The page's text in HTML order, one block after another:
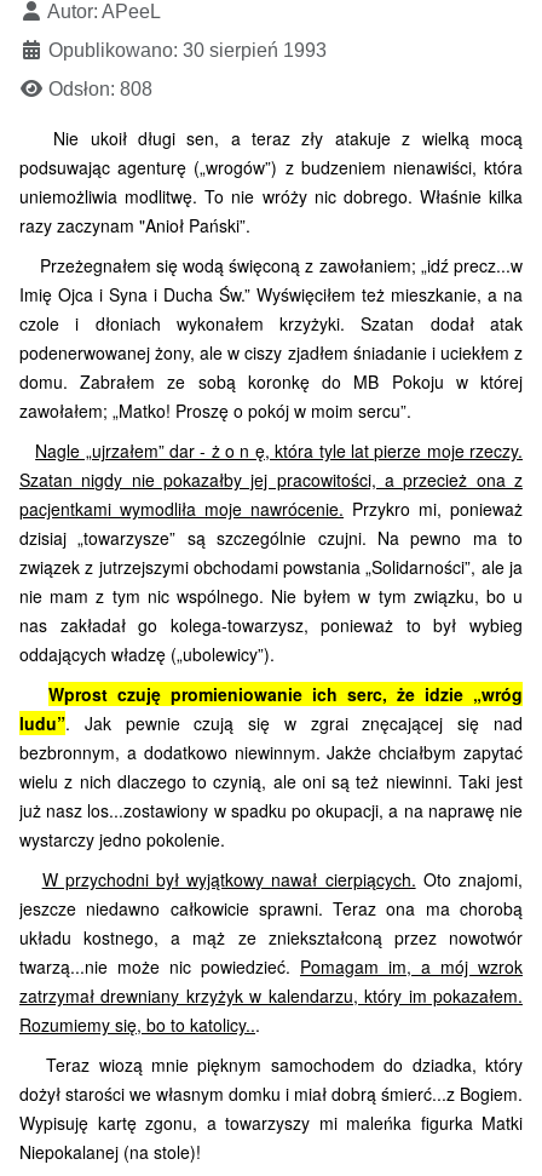
Autor: APeeL
Opublikowano: 30 sierpień 1993
Odsłon: 808
Nie ukoił długi sen, a teraz zły atakuje z wielką mocą
podsuwając agenturę („wrogów”) z budzeniem nienawiści, która
uniemożliwia modlitwę. To nie wróży nic dobrego. Właśnie kilka
razy zaczynam "Anioł Pański”.
Przeżegnałem się wodą święconą z zawołaniem; „idź precz...w
Imię Ojca i Syna i Ducha Św.” Wyświęciłem też mieszkanie, a na
czole i dłoniach wykonałem krzyżyki. Szatan dodał atak
podenerwowanej żony, ale w ciszy zjadłem śniadanie i uciekłem z
domu. Zabrałem ze sobą koronkę do MB Pokoju w której
zawołałem; „Matko! Pro­szę o pokój w moim sercu”.
Nagle „ujrzałem” dar - ż o n ę, która tyle lat pierze moje rzeczy.
Szatan nigdy nie pokazałby jej pracowitości, a przecież ona z
pacjentkami wymodliła moje nawrócenie. Przykro mi, ponieważ
dzisiaj „towarzysze” są szczególnie czujni. Na pewno ma to
związek z jutrzejszymi obchodami powstania „Solidarności”, ale ja
nie mam z tym nic wspólnego. Nie byłem w tym związku, bo u
nas zakładał go kolega-towarzysz, ponieważ to był wybieg
oddających władzę („ubolewicy”).
Wprost czuję promieniowanie ich serc, że idzie „wróg
ludu”. Jak pewnie czują się w zgrai znęcającej się nad
bezbronnym, a dodatkowo niewinnym. Jakże chciałbym zapytać
wielu z nich dlaczego to czynią, ale oni są też niewinni. Taki jest
już nasz los...zostawiony w spadku po okupacji, a na naprawę nie
wystarczy jedno pokolenie.
W przychodni był wyjątkowy nawał cierpiących. Oto znajomi,
jeszcze niedawno całkowicie sprawni. Teraz ona ma chorobą
układu kostnego, a mąż ze zniekształconą przez nowotwór
twarzą...nie może nic powiedzieć. Pomagam im, a mój wzrok
zatrzymał drewniany krzyżyk w kalendarzu, który im pokazałem.
Rozumiemy się, bo to katolicy...
Teraz wiozą mnie pięknym samochodem do dziadka, który
dożył starości we własnym domku i miał dobrą śmierć...z Bogiem.
Wypisuję kartę zgonu, a towarzyszy mi maleńka figurka Matki
Niepokalanej (na stole)!